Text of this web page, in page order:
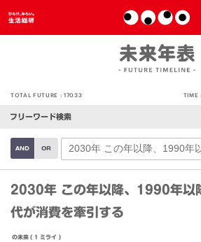
TOTAL FUTURE :17033
フリーワード検索
AND OR
2030年 この年以降、1990年以
代が消費を牽引する
の未来 ( 1 ミライ )